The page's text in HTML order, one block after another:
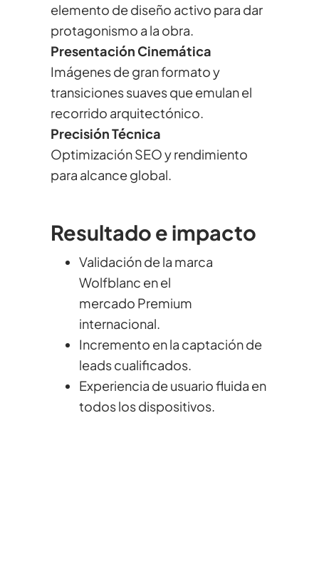
elemento de diseño activo para dar
protagonismo a la obra.
Presentación Cinemática
Imágenes de gran formato y
transiciones suaves que emulan el
recorrido arquitectónico.
Precisión Técnica
Optimización SEO y rendimiento
para alcance global.
Resultado e impacto
Validación de la marca
Wolfblanc en el
mercado Premium
internacional.
Incremento en la captación de
leads cualificados.
Experiencia de usuario fluida en
todos los dispositivos.